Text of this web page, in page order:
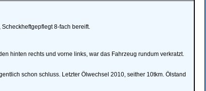
8-fach bereift.
hinten rechts und vorne links, war das Fahrzeug rundum verkratzt.
schon schluss. Letzter Ölwechsel 2010, seither 10tkm. Ölstand